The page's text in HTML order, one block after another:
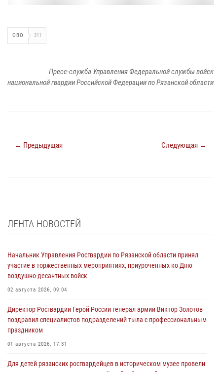
ОВО 311
Пресс-служба Управления Федеральной службы войск
национальной гвардии Российской Федерации по Рязанской области
← Предыдущая Следующая →
ЛЕНТА НОВОСТЕЙ
Начальник Управления Росгвардии по Рязанской области принял
участие в торжественных мероприятиях, приуроченных ко Дню
воздушно-десантных войск
02 августа 2026, 09:04
Директор Росгвардии Герой России генерал армии Виктор Золотов
поздравил специалистов подразделений тыла с профессиональным
праздником
01 августа 2026, 17:31
Для детей рязанских росгвардейцев в историческом музее провели